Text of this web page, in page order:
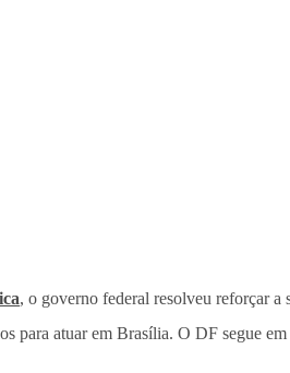
, o governo federal resolveu reforçar a
para atuar em Brasília. O DF segue em